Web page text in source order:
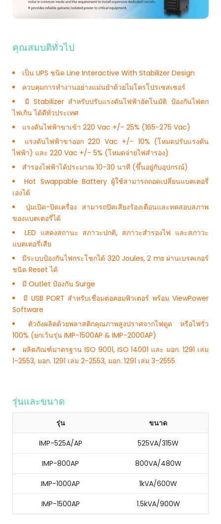
คุณสมบติทั่วไป
เป็น UPS ชนิด Line Interactive With Stabilizer Design
ควบคุมการทำงานอย่างแม่นยำด้วยไมโครโปรเซสเซอร์
มี Stabilizer สำหรับปรับแรงดันไฟฟ้าอัตโนมัติ ป้องกันไฟตก
ไฟเกิน ได้ดีทั่วประเทศ
แรงดันไฟฟ้าขาเข้า 220 Vac +/- 25% (165-275 Vac)
แรงดันไฟฟ้าขาออก 220 Vac +/- 10% (โหมดปรับแรงดัน
ไฟฟ้า) และ 220 Vac +/- 5% (โหมดจ่ายไฟสำรอง)
สำรองไฟฟ้าได้ประมาณ 10-30 นาที (ขึ้นอยู่กับอุปกรณ์)
Hot Swappable Battery ผู้ใช้สามารถถอดเปลี่ยนแบตเตอรี่
เองได้
ปุ่มเปิด-ปิดเครื่อง สามารถปิดเสียงร้องเตือนและทดสอบสภาพ
ของแบตเตอรี่ได้
LED แสดงสถานะ สภาวะปกติ, สภาวะสำรองไฟ และสภาวะ
แบตเตอรี่เสีย
มีระบบป้องกันไฟกระโชกได้ 320 Joules, 2 ms ผ่านเบรคเกอร์
ชนิด Reset ได้
มี Outlet ป้องกัน Surge
มี USB PORT สำหรับเชื่อมต่อคอมพิวเตอร์ พร้อม ViewPower
Software
ตัวถังผลิตด้วยพลาสติกคุณภาพสูงปราศจากไฟดูด หรือไฟรั่ว
100% (ยกเว้นรุ่น IMP-1500AP & IMP-2000AP)
ผลิตภัณฑ์มาตรฐาน ISO 9001, ISO 14001 และ มอก. 1291 เล่ม
1-2553, มอก. 1291 เล่ม 2-2553, มอก. 1291 เล่ม 3-2555
รุ่นและขนาด
รุ่น ขนาด
IMP-525A/AP 525VA/315W
IMP-800AP 800VA/480W
IMP-1000AP 1kVA/600W
IMP-1500AP 1.5kVA/900W